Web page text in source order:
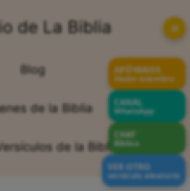
de La Biblia
Blog
de la Biblia
de la Biblia
✕
APÓYANOS
Hazte miembro
CANAL
WhatsApp
CHAT
Bíblico
VER OTRO
versículo aleatorio